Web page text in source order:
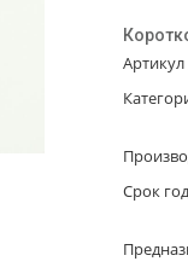
Артикул
Срок